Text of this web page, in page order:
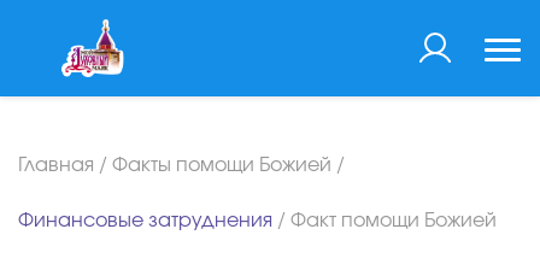
Главная / Факты помощи Божией /
Финансовые затруднения / Факт помощи Божией